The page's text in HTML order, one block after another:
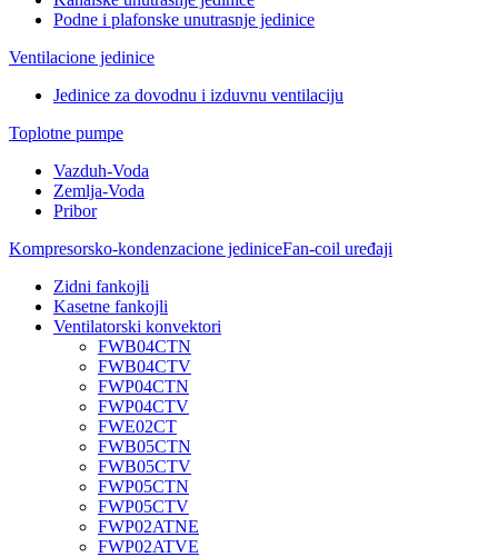
Podne i plafonske unutrasnje jedinice
Ventilacione jedinice
Jedinice za dovodnu i izduvnu ventilaciju
Toplotne pumpe
Vazduh-Voda
Zemlja-Voda
Pribor
Kompresorsko-kondenzacione jediniceFan-coil uređaji
Zidni fankojli
Kasetne fankojli
Ventilatorski konvektori
FWB04CTN
FWB04CTV
FWP04CTN
FWP04CTV
FWE02CT
FWB05CTN
FWB05CTV
FWP05CTN
FWP05CTV
FWP02ATNE
FWP02ATVE